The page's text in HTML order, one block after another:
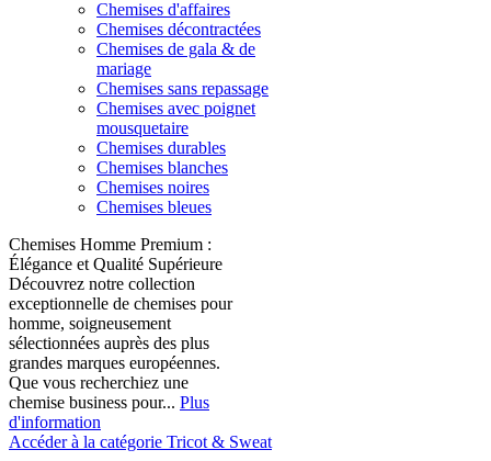
Chemises d'affaires
Chemises décontractées
Chemises de gala & de
mariage
Chemises sans repassage
Chemises avec poignet
mousquetaire
Chemises durables
Chemises blanches
Chemises noires
Chemises bleues
Chemises Homme Premium :
Élégance et Qualité Supérieure
Découvrez notre collection
exceptionnelle de chemises pour
homme, soigneusement
sélectionnées auprès des plus
grandes marques européennes.
Que vous recherchiez une
chemise business pour... Plus
d'information
Accéder à la catégorie Tricot & Sweat